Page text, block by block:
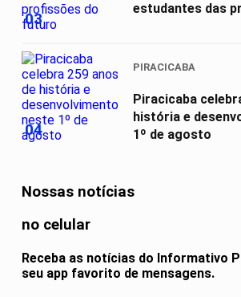
03
estudantes das
04
PIRACICABA
Piracicaba
história e
1º de agosto
Nossas notícias
no celular
Receba as notícias do Informativo
seu app favorito de mensagens.